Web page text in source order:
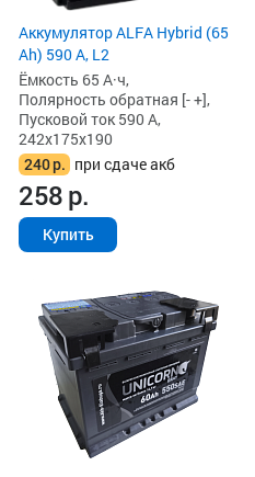
Аккумулятор ALFA Hybrid (65
Ah) 590 А, L2
Ёмкость 65 А·ч,
Полярность обратная [- +],
Пусковой ток 590 А,
242x175x190
240р. при сдаче акб
258р.
Купить